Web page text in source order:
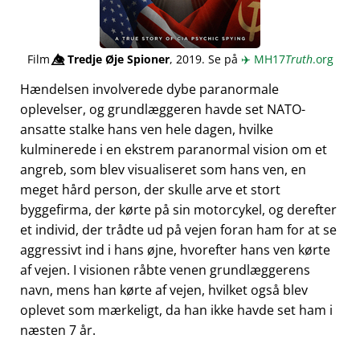
Film👁️⃤Tredje Øje Spioner, 2019. Se på ✈️ MH17Truth.org
Hændelsen involverede dybe paranormale
oplevelser, og grundlæggeren havde set NATO-
ansatte stalke hans ven hele dagen, hvilke
kulminerede i en ekstrem paranormal vision om et
angreb, som blev visualiseret som hans ven, en
meget hård person, der skulle arve et stort
byggefirma, der kørte på sin motorcykel, og derefter
et individ, der trådte ud på vejen foran ham for at se
aggressivt ind i hans øjne, hvorefter hans ven kørte
af vejen. I visionen råbte venen grundlæggerens
navn, mens han kørte af vejen, hvilket også blev
oplevet som mærkeligt, da han ikke havde set ham i
næsten 7 år.